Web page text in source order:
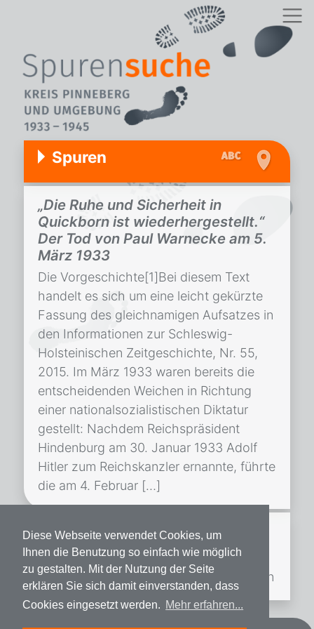
Diese Webseite verwendet Cookies, um
Ihnen die Benutzung so einfach wie möglich
zu gestalten. Mit der Nutzung der Seite
erklären Sie sich damit einverstanden, dass
Cookies eingesetzt werden. Mehr erfahren...
Spuren
„Die Ruhe und Sicherheit in
Quickborn ist wiederhergestellt.“
Der Tod von Paul Warnecke am 5.
März 1933
Die Vorgeschichte[1]Bei diesem Text
handelt es sich um eine leicht gekürzte
Fassung des gleichnamigen Aufsatzes in
den Informationen zur Schleswig-
Holsteinischen Zeitgeschichte, Nr. 55,
2015. Im März 1933 waren bereits die
entscheidenden Weichen in Richtung
einer nationalsozialistischen Diktatur
gestellt: Nachdem Reichspräsident
Hindenburg am 30. Januar 1933 Adolf
Hitler zum Reichskanzler ernannte, führte
die am 4. Februar […]
Gnadengesuch Gustav Jeske
Veröffentlicht am 3. Mai 2013 und aktualisiert
am 8. Januar 2021
Quelle: Landesarchiv Schleswig-Holstein